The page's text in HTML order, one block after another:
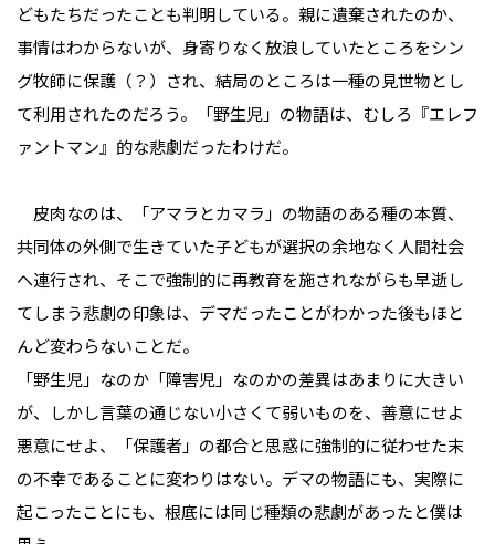
どもたちだったことも判明している。親に遺棄されたのか、
事情はわからないが、身寄りなく放浪していたところをシン
グ牧師に保護（？）され、結局のところは一種の見世物とし
て利用されたのだろう。「野生児」の物語は、むしろ『エレフ
ァントマン』的な悲劇だったわけだ。
皮肉なのは、「アマラとカマラ」の物語のある種の本質、
共同体の外側で生きていた子どもが選択の余地なく人間社会
へ連行され、そこで強制的に再教育を施されながらも早逝し
てしまう悲劇の印象は、デマだったことがわかった後もほと
んど変わらないことだ。
「野生児」なのか「障害児」なのかの差異はあまりに大きい
が、しかし言葉の通じない小さくて弱いものを、善意にせよ
悪意にせよ、「保護者」の都合と思惑に強制的に従わせた末
の不幸であることに変わりはない。デマの物語にも、実際に
起こったことにも、根底には同じ種類の悲劇があったと僕は